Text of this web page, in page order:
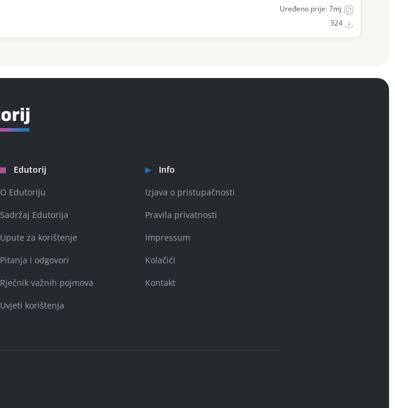
Uređeno prije: 7mj
324
Edutorij
O Edutoriju
Sadržaj Edutorija
Upute za korištenje
Pitanja i odgovori
Rječnik važnih pojmova
Uvjeti korištenja
Info
Izjava o pristupačnosti
Pravila privatnosti
Impressum
Kolačići
Kontakt